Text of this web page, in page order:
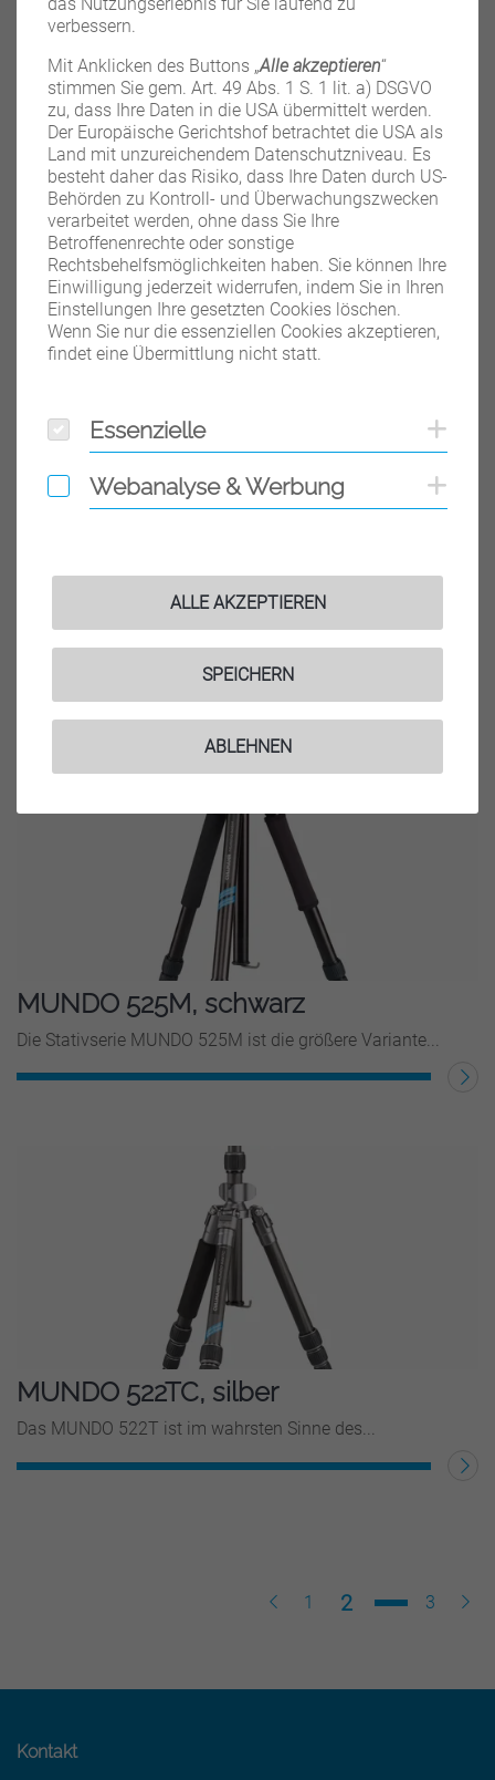
MUNDO 525M, orange
Die Stativserie MUNDO 525M ist die größere Variante...
WEITERLESEN
MUNDO 525M, silber
Die Stativserie MUNDO 525M ist die größere Variante...
MUNDO 525M, schwarz
Die Stativserie MUNDO 525M ist die größere Variante...
WEITERLESEN
MUNDO 522TC, silber
Das MUNDO 522T ist im wahrsten Sinne des...
WEITERLESEN
ZurückSeite
1 Seite
2 Seite
3
Kontakt
verbessern.
Mit Anklicken des Buttons „Alle akzeptieren“
stimmen Sie gem. Art. 49 Abs. 1 S. 1 lit. a) DSGVO
zu, dass Ihre Daten in die USA übermittelt werden.
Der Europäische Gerichtshof betrachtet die USA als
Land mit unzureichendem Datenschutzniveau. Es
besteht daher das Risiko, dass Ihre Daten durch US-
Behörden zu Kontroll- und Überwachungszwecken
verarbeitet werden, ohne dass Sie Ihre
Betroffenenrechte oder sonstige
Rechtsbehelfsmöglichkeiten haben. Sie können Ihre
Einwilligung jederzeit widerrufen, indem Sie in Ihren
Einstellungen Ihre gesetzten Cookies löschen.
Wenn Sie nur die essenziellen Cookies akzeptieren,
findet eine Übermittlung nicht statt.
Essenzielle
Essenzielle
Webanalyse & Werbung
Webanalyse & Werbung
ALLE AKZEPTIEREN
SPEICHERN
ABLEHNEN